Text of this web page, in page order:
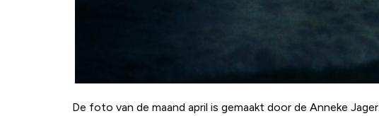
De foto van de maand april is gemaakt door de Anneke Jager.